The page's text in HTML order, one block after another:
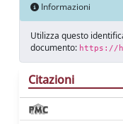
Informazioni
Utilizza questo
documento: https://
Citazioni